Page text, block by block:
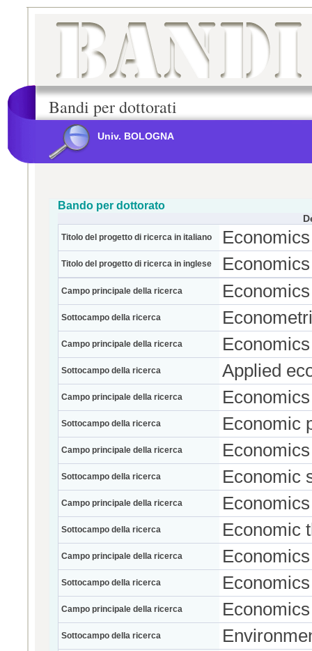
Bandi per dottorati
Univ. BOLOGNA
Bando per dottorato
Titolo del progetto di ricerca in italiano Economics
Titolo del progetto di ricerca in inglese Economics
Campo principale della ricerca Economics
Sottocampo della ricerca
Campo principale della ricerca Economics
Sottocampo della ricerca Applied
Campo principale della ricerca Economics
Sottocampo della ricerca Economic
Campo principale della ricerca Economics
Sottocampo della ricerca Economic
Campo principale della ricerca Economics
Sottocampo della ricerca Economic
Campo principale della ricerca Economics
Sottocampo della ricerca
Campo principale della ricerca Economics
Sottocampo della ricerca